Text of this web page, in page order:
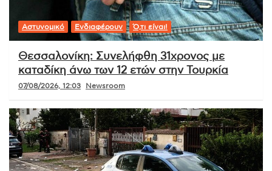
Αστυνομικό Ενδιαφέρουν Ό,τι είναι!
Θεσσαλονίκη: Συνελήφθη 31χρονος με
καταδίκη άνω των 12 ετών στην Τουρκία
07/08/2026, 12:03 Newsroom